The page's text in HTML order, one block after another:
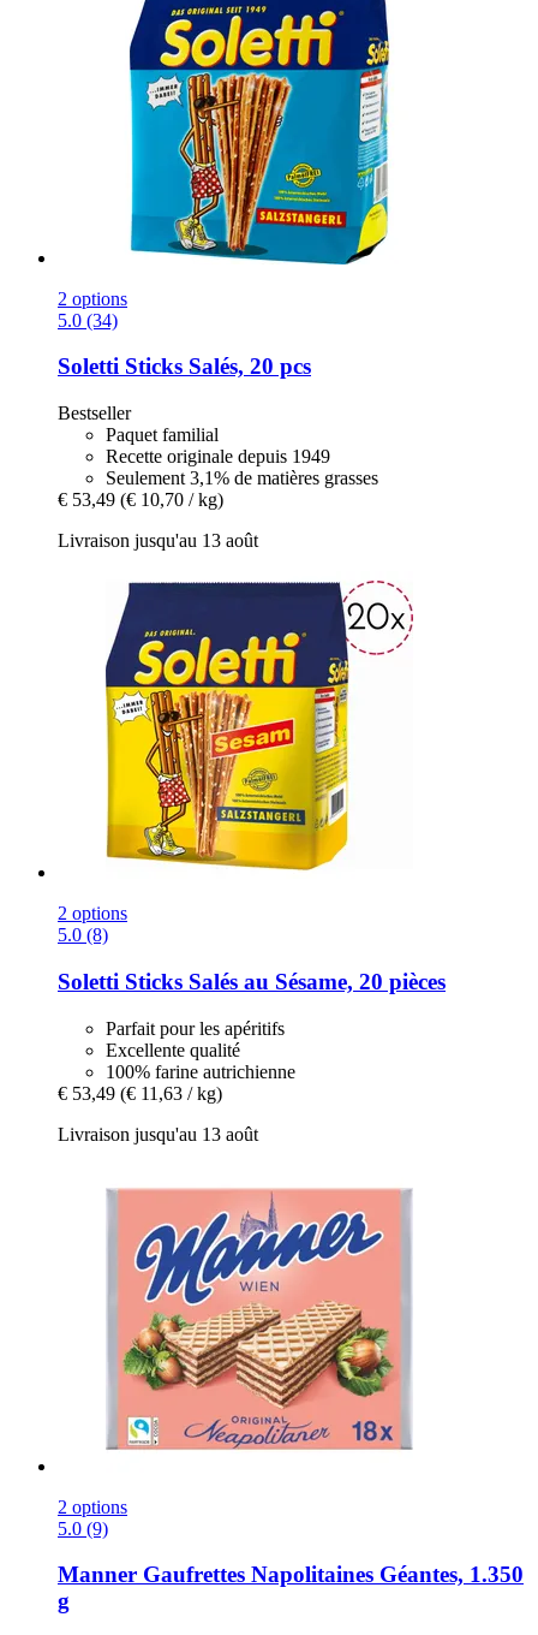
2 options
5.0 (34)
Soletti Sticks Salés, 20 pcs
Bestseller
Paquet familial
Recette originale depuis 1949
Seulement 3,1% de matières grasses
€ 53,49 (€ 10,70 / kg)
Livraison jusqu'au 13 août
2 options
5.0 (8)
Soletti Sticks Salés au Sésame, 20 pièces
Parfait pour les apéritifs
Excellente qualité
100% farine autrichienne
€ 53,49 (€ 11,63 / kg)
Livraison jusqu'au 13 août
2 options
5.0 (9)
Manner Gaufrettes Napolitaines Géantes, 1.350
g